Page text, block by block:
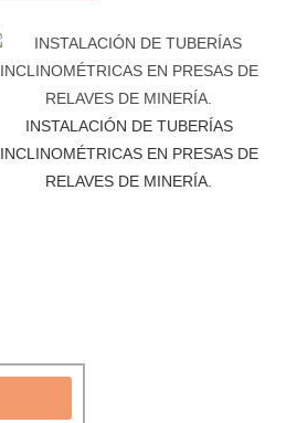
INSTALACIÓN DE TUBERÍAS
INCLINOMÉTRICAS EN PRESAS DE
RELAVES DE MINERÍA.